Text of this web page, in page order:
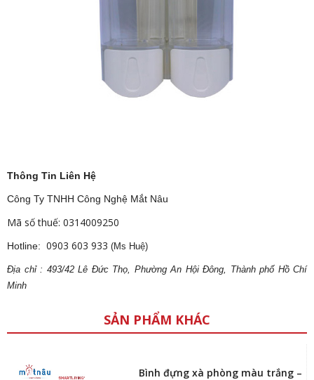
Thông Tin Liên Hệ
Công Ty TNHH Công Nghệ Mắt Nâu
Mã số thuế: 0314009250
Hotline: 0903 603 933 (Ms Huệ)
Địa chỉ : 493/42 Lê Đức Thọ, Phường An Hội Đông, Thành phố Hồ Chí
Minh
SẢN PHẨM KHÁC
Bình đựng xà phòng màu trắng –